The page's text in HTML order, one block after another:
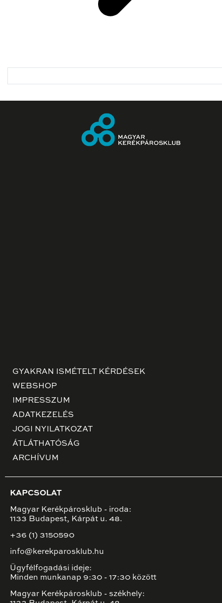
GYAKRAN ISMÉTELT KÉRDÉSEK
WEBSHOP
IMPRESSZUM
ADATKEZELÉS
JOGI NYILATKOZAT
ÁTLÁTHATÓSÁG
ARCHÍVUM
KAPCSOLAT
Magyar Kerékpárosklub - iroda:
1133 Budapest, Kárpát u. 48.
+36 (1) 3150590
info@kerekparosklub.hu
Ügyfélfogadási ideje:
Minden munkanap 9:30 - 17:30 között
Magyar Kerékpárosklub - székhely: